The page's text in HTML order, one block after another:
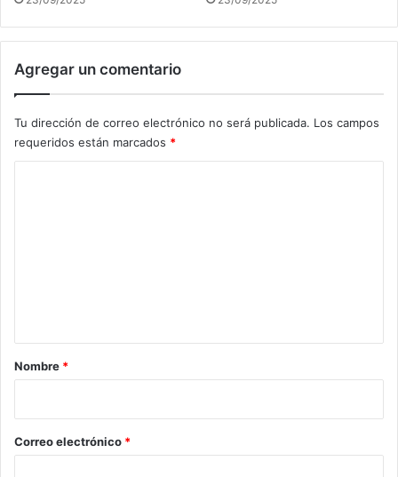
Agregar un comentario
Tu dirección de correo electrónico no será publicada. Los campos
requeridos están marcados *
r
*
Nombre *
Correo electrónico *